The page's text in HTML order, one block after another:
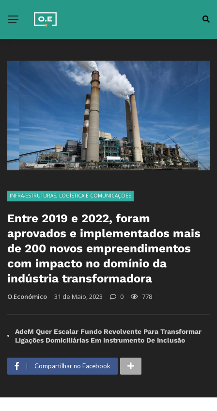
INFRA-ESTRUTURAS, LOGÍSTICA E COMUNICAÇÕES
Entre 2019 e 2022, foram
aprovados e implementados mais
de 200 novos empreendimentos
com impacto no domínio da
indústria transformadora
O.Económico 31 de Maio, 2023 0 778
AdeM Quer Escalar Fundo Revolvente Para Transformar
Ligações Domiciliárias Em Instrumento De Inclusão
Compartilhar no Facebook